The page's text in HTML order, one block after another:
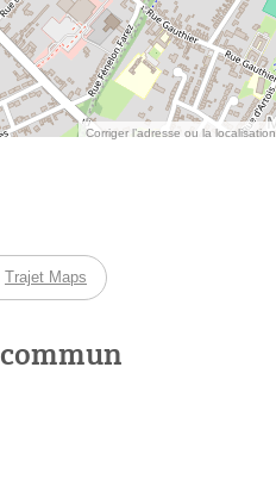
Corriger l’adresse ou la localisation
Trajet Maps